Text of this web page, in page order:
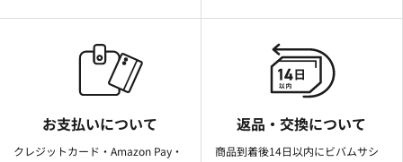
お支払いについて
クレジットカード・Amazon Pay・
返品・交換について
商品到着後14日以内にビバムサシ